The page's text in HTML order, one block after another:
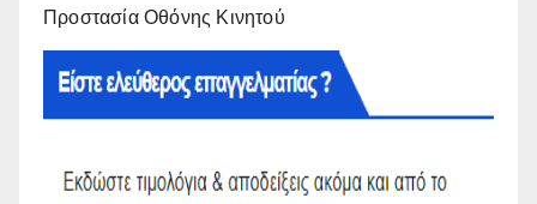
Προστασία Οθόνης Κινητού